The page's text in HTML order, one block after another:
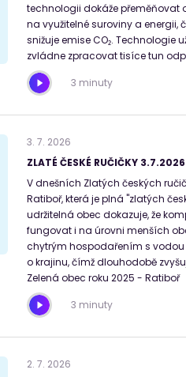
technologii dokáže přeměňovat
na využitelné suroviny a energii,
snižuje emise CO₂. Technologie
zvládne zpracovat tisíce tun
3 minuty
3. 7. 2026
ZLATÉ ČESKÉ RUČIČKY 3.7.2026
V dnešních Zlatých českých
Ratiboř, která je plná "zlatých
udržitelná obec dokazuje, že
fungovat i na úrovni menších
chytrým hospodařením s
o krajinu, čímž dlouhodobě
Zelená obec roku 2025 - Ratiboř
3 minuty
2. 7. 2026